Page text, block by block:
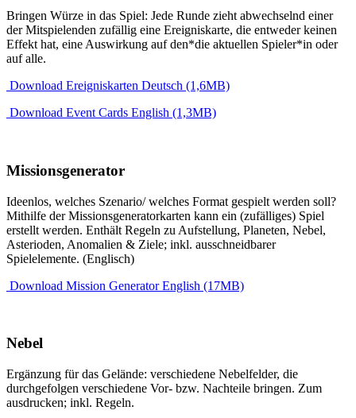
Bringen Würze in das Spiel: Jede Runde zieht abwechselnd einer
der Mitspielenden zufällig eine Ereigniskarte, die entweder keinen
Effekt hat, eine Auswirkung auf den*die aktuellen Spieler*in oder
auf alle.
Download Ereigniskarten Deutsch (1,6MB)
Download Event Cards English (1,3MB)
Missionsgenerator
Ideenlos, welches Szenario/ welches Format gespielt werden soll?
Mithilfe der Missionsgeneratorkarten kann ein (zufälliges) Spiel
erstellt werden. Enthält Regeln zu Aufstellung, Planeten, Nebel,
Asterioden, Anomalien & Ziele; inkl. ausschneidbarer
Spielelemente. (Englisch)
Download Mission Generator English (17MB)
Nebel
Ergänzung für das Gelände: verschiedene Nebelfelder, die
durchgefolgen verschiedene Vor- bzw. Nachteile bringen. Zum
ausdrucken; inkl. Regeln.